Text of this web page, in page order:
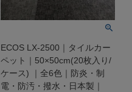
ECOS LX-2500｜タイルカー
ペット｜50×50cm(20枚入り/
ケース) ｜全6色｜防炎・制
電・防汚・撥水・日本製｜